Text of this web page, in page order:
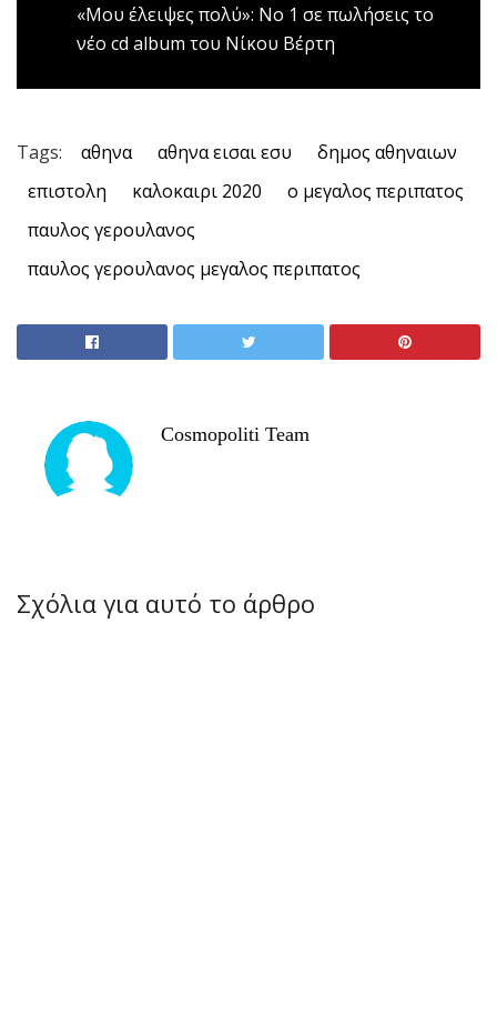
«Μου έλειψες πολύ»: Νο 1 σε πωλήσεις το
νέο cd album του Νίκου Βέρτη
Tags: αθηνα αθηνα εισαι εσυ
δημος αθηναιων
επιστολη
καλοκαιρι 2020
ο μεγαλος περιπατος
παυλος γερουλανος
παυλος γερουλανος μεγαλος περιπατος
Cosmopoliti Team
Σχόλια για αυτό το άρθρο